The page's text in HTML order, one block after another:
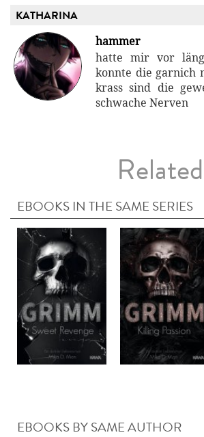
KATHARINA
hammer
hatte mir vor
konnte die garnich
krass sind die
schwache Nerven
EBOOKS IN THE SAME SERIES
EBOOKS BY SAME AUTHOR